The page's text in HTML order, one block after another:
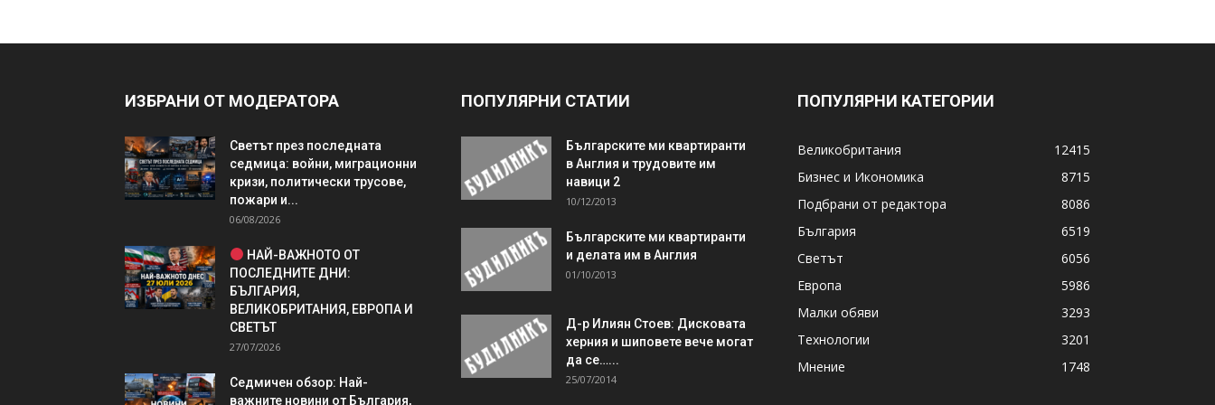
ИЗБРАНИ ОТ МОДЕРАТОРА
Светът през последната
седмица: войни, миграционни
кризи, политически трусове,
пожари и...
06/08/2026
НАЙ-ВАЖНОТО ОТ
ПОСЛЕДНИТЕ ДНИ:
БЪЛГАРИЯ,
ВЕЛИКОБРИТАНИЯ, ЕВРОПА И
СВЕТЪТ
27/07/2026
Седмичен обзор: Най-
важните новини от България,
ПОПУЛЯРНИ СТАТИИ
Българските ми квартиранти
в Англия и трудовите им
навици 2
10/12/2013
Българските ми квартиранти
и делата им в Англия
01/10/2013
Д-р Илиян Стоев: Дисковата
херния и шиповете вече могат
да се…...
25/07/2014
ПОПУЛЯРНИ КАТЕГОРИИ
Великобритания
12415
Бизнес и Икономика
8715
Подбрани от редактора
8086
България
6519
Светът
6056
Европа
5986
Малки обяви
3293
Технологии
3201
Мнение
1748